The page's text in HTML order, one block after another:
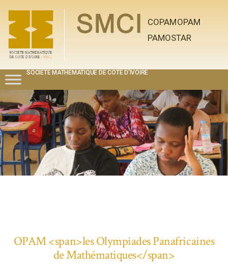
COPAMOPAM
PAMOSTAR
SOCIETE MATHEMATIQUE DE COTE D'IVOIRE
OPAM <span>les Olympiades Panafricaines
de Mathématiques</span>